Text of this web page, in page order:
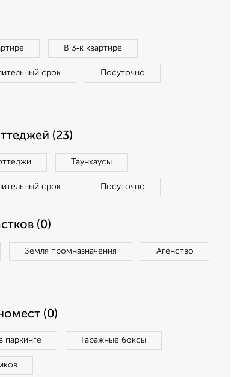
В 3‑к квартире
срок Посуточно
(23)
Таунхаусы
срок Посуточно
(0)
Земля промназначения Агенство
(0)
паркинге Гаражные боксы